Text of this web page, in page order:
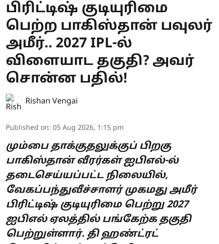
பிரிட்டிஷ் குடியுரிமை
பெற்ற பாகிஸ்தான் பவுலர்
அமீர்.. 2027 IPL-ல்
விளையாட தகுதி? அவர்
சொன்ன பதில்!
Rishan Vengai
Published on: 05 Aug 2026, 1:15 pm
மும்பை தாக்குதலுக்குப் பிறகு
பாகிஸ்தான் வீரர்கள் ஐபிஎல்-ல்
தடைசெய்யப்பட்ட நிலையில்,
வேகப்பந்துவீச்சாளர் முகமது அமீர்
பிரிட்டிஷ் குடியுரிமை பெற்று 2027
ஐபிஎல் ஏலத்தில் பங்கேற்க தகுதி
பெற்றுள்ளார். தி ஹண்ட்ரட்